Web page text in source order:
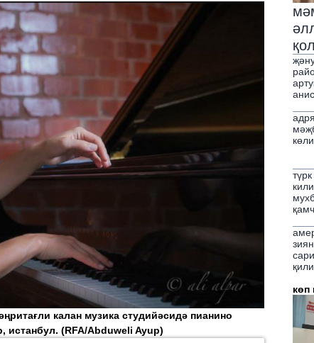
калан музика студийәсидә пианино
истанбул. (RFA/Abduweli Ayup)
көп